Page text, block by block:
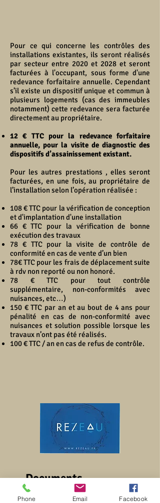
Pour ce qui concerne les contrôles des
installations existantes, ils seront réalisés
par secteur entre 2020 et 2028 et seront
facturées à l'occupant, sous forme d'une
redevance forfaitaire annuelle. Cependant
s’il existe un dispositif unique et commun à
plusieurs logements (cas des immeubles
notamment) cette redevance sera facturée
directement au propriétaire.
12 € TTC pour la redevance forfaitaire
annuelle, pour la visite de diagnostic des
dispositifs d’assainissement existant.
Pour les autres prestations , elles seront
facturées, en une fois, au propriétaire de
l’installation selon l’opération réalisée :
108 € TTC pour la vérification de conception
et d'implantation d'une installation
66 € TTC pour la vérification de bonne
exécution des travaux
78 € TTC pour la visite de contrôle de
conformité en cas de vente d’un bien
78€ TTC pour les frais de déplacement suite
à rdv non reporté ou non honoré.
78 € TTC pour tout contrôle
supplémentaire, non-conformités avec
nuisances, etc…)
150 € TTC par an et au bout de 4 ans pour
pénalité en cas de non-conformité avec
nuisances et solution possible lorsque les
travaux n’ont pas été réalisés.
100 € TTC / an en cas de refus de contrôle.
Documents
Phone Email Facebook